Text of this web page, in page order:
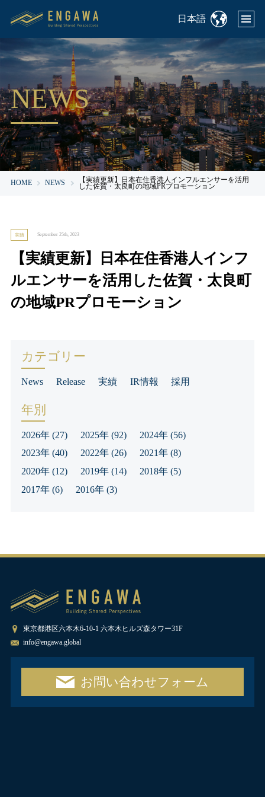
日本語
NEWS
HOME NEWS
【実績更新】日本在住香港人インフルエンサーを活用
した佐賀・太良町の地域PRプロモーション
実績 September 25th, 2023
【実績更新】日本在住香港人インフ
ルエンサーを活用した佐賀・太良町
の地域PRプロモーション
カテゴリー
News Release 実績 IR情報 採用
年別
2026年 (27) 2025年 (92) 2024年 (56)
2023年 (40) 2022年 (26) 2021年 (8)
2020年 (12) 2019年 (14) 2018年 (5)
2017年 (6) 2016年 (3)
東京都港区六本木6-10-1 六本木ヒルズ森タワー31F
info@engawa.global
お問い合わせフォーム